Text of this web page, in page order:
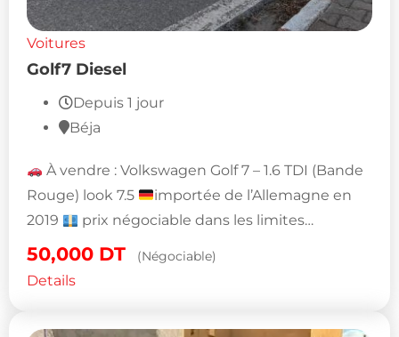
Voitures
Golf7 Diesel
Depuis 1 jour
Béja
À vendre : Volkswagen Golf 7 – 1.6 TDI (Bande
Rouge) look 7.5
importée de l’Allemagne en
2019
prix négociable dans les limites…
50,000 DT (Négociable)
Details